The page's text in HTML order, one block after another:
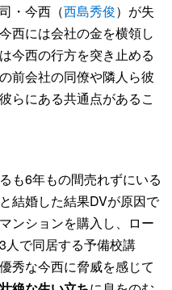
・今西（西島秀俊）が失
西には会社の金を横領し
今西の行方を突き止める
前会社の同僚や隣人ら彼
らにある共通点があるこ
も6年もの間売れずにいる
結婚した結果DVが原因で
ンションを購入し、ロー
人で同居する予備校講
な今西に脅威を感じて